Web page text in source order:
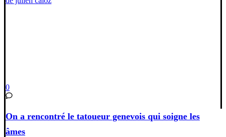
0
On a rencontré le tatoueur genevois qui soigne les
âmes